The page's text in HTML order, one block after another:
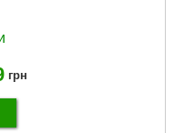
грн